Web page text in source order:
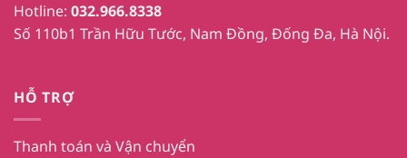
Hotline: 032.966.8338
Số 110b1 Trần Hữu Tước, Nam Đồng, Đống Đa, Hà Nội.
HỖ TRỢ
Thanh toán và Vận chuyển